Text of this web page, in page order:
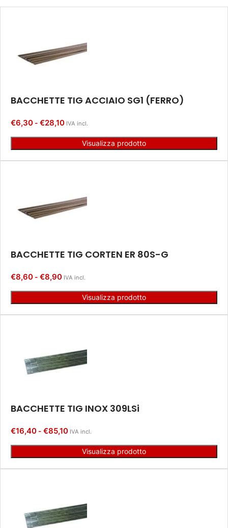
BACCHETTE TIG ACCIAIO SG1 (FERRO)
€6,30 - €28,10 IVA incl.
Visualizza prodotto
BACCHETTE TIG CORTEN ER 80S-G
€8,60 - €8,90 IVA incl.
Visualizza prodotto
BACCHETTE TIG INOX 309LSi
€16,40 - €85,10 IVA incl.
Visualizza prodotto